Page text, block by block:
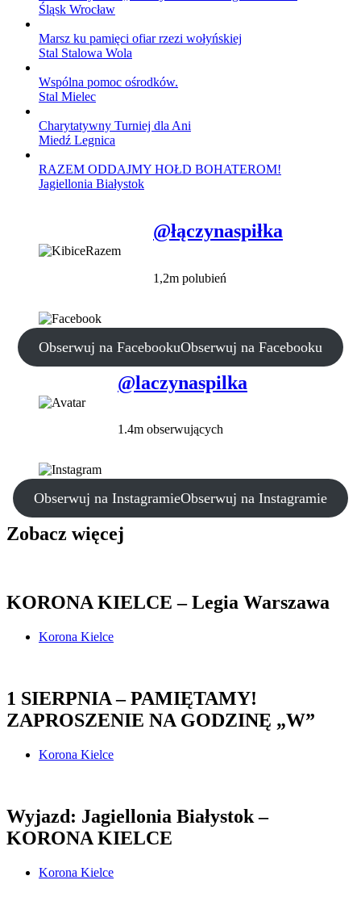
Śląsk Wrocław
Marsz ku pamięci ofiar rzezi wołyńskiej
Stal Stalowa Wola
Wspólna pomoc ośrodków.
Stal Mielec
Charytatywny Turniej dla Ani
Miedź Legnica
RAZEM ODDAJMY HOŁD BOHATEROM!
Jagiellonia Białystok
@łączynaspiłka
1,2m polubień
Obserwuj na FacebookuObserwuj na Facebooku
@laczynaspilka
1.4m obserwujących
Obserwuj na InstagramieObserwuj na Instagramie
Zobacz więcej
KORONA KIELCE – Legia Warszawa
Korona Kielce
1 SIERPNIA – PAMIĘTAMY!
ZAPROSZENIE NA GODZINĘ „W”
Korona Kielce
Wyjazd: Jagiellonia Białystok –
KORONA KIELCE
Korona Kielce